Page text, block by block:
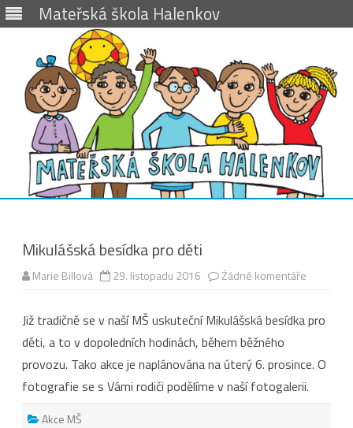
Mateřská škola Halenkov
Skip
Mikulášská besídka pro děti
Marie Billová 29. listopadu 2016 Žádné komentáře
besídka
Již tradičně se v naší MŠ uskuteční Mikulášská besídka pro
děti, a to v dopoledních hodinách, během běžného
provozu. Tako akce je naplánována na úterý 6. prosince. O
fotografie se s Vámi rodiči podělíme v naší fotogalerii.
Akce MŠ